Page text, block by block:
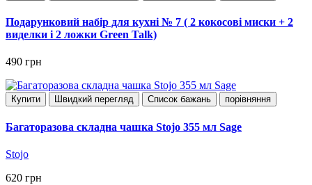
Подарунковий набір для кухні № 7 ( 2 кокосові миски + 2
виделки і 2 ложки Green Talk)
490 грн
Купити Швидкий перегляд Список бажань порівняння
Багаторазова складна чашка Stojo 355 мл Sage
Stojo
620 грн